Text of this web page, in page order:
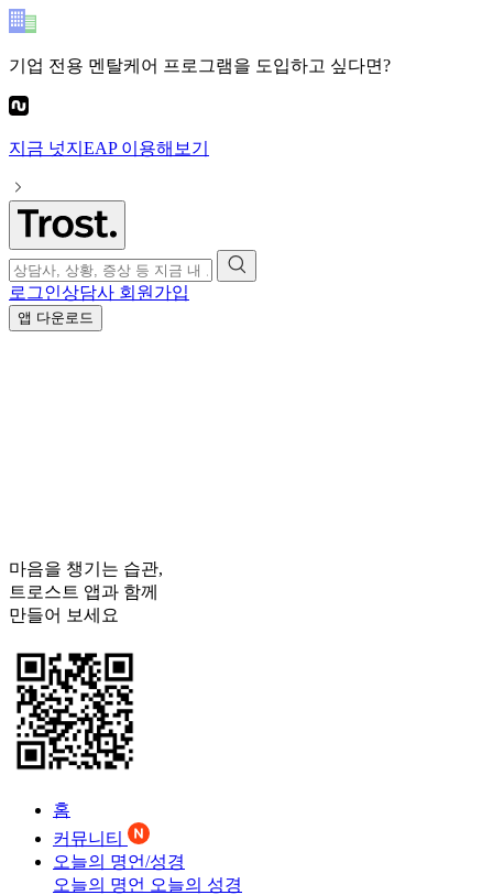
기업 전용 멘탈케어 프로그램을 도입하고 싶다면?
지금 넛지EAP이용해보기
로그인상담사 회원가입
앱 다운로드
마음을 챙기는 습관,
트로스트 앱과 함께
만들어 보세요
홈
커뮤니티
오늘의 명언/성경
오늘의 명언 오늘의 성경